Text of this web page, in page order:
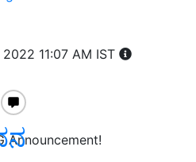
11:07 AM IST
Announcement!